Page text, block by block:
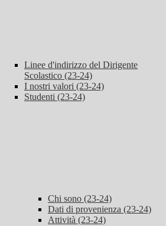
Linee d'indirizzo del Dirigente
Scolastico (23-24)
I nostri valori (23-24)
Studenti (23-24)
Chi sono (23-24)
Dati di provenienza (23-24)
Attività (23-24)